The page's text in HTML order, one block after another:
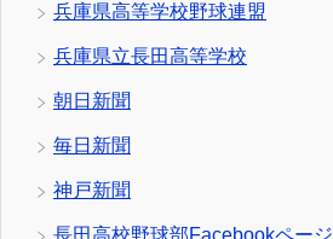
兵庫県高等学校野球連盟
兵庫県立長田高等学校
朝日新聞
毎日新聞
神戸新聞